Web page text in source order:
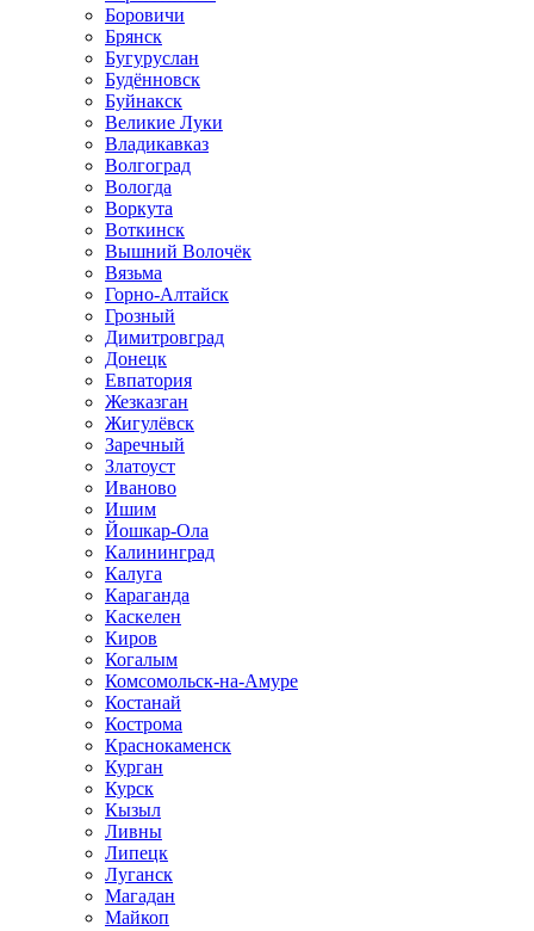
Боровичи
Брянск
Бугуруслан
Будённовск
Буйнакск
Великие Луки
Владикавказ
Волгоград
Вологда
Воркута
Воткинск
Вышний Волочёк
Вязьма
Горно-Алтайск
Грозный
Димитровград
Донецк
Евпатория
Жезказган
Жигулёвск
Заречный
Златоуст
Иваново
Ишим
Йошкар-Ола
Калининград
Калуга
Караганда
Каскелен
Киров
Когалым
Комсомольск-на-Амуре
Костанай
Кострома
Краснокаменск
Курган
Курск
Кызыл
Ливны
Липецк
Луганск
Магадан
Майкоп